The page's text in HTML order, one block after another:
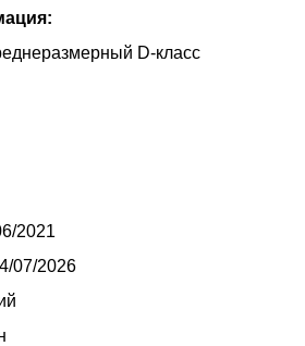
D-класс
2021
07/2026